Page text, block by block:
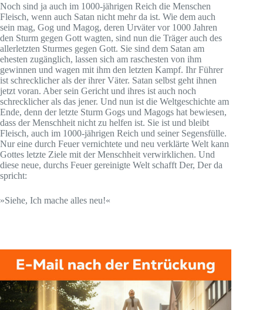
Noch sind ja auch im 1000-jährigen Reich die Menschen
Fleisch, wenn auch Satan nicht mehr da ist. Wie dem auch
sein mag, Gog und Magog, deren Urväter vor 1000 Jahren
den Sturm gegen Gott wagten, sind nun die Träger auch des
allerletzten Sturmes gegen Gott. Sie sind dem Satan am
ehesten zugänglich, lassen sich am raschesten von ihm
gewinnen und wagen mit ihm den letzten Kampf. Ihr Führer
ist schrecklicher als der ihrer Väter. Satan selbst geht ihnen
jetzt voran. Aber sein Gericht und ihres ist auch noch
schrecklicher als das jener. Und nun ist die Weltgeschichte am
Ende, denn der letzte Sturm Gogs und Magogs hat bewiesen,
dass der Menschheit nicht zu helfen ist. Sie ist und bleibt
Fleisch, auch im 1000-jährigen Reich und seiner Segensfülle.
Nur eine durch Feuer vernichtete und neu verklärte Welt kann
Gottes letzte Ziele mit der Menschheit verwirklichen. Und
diese neue, durchs Feuer gereinigte Welt schafft Der, Der da
spricht:
»Siehe, Ich mache alles neu!«